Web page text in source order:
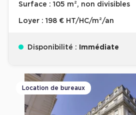
Surface : 105 m², non divisibles
Loyer : 198 € HT/HC/m²/an
Disponibilité : Immédiate
Location de bureaux